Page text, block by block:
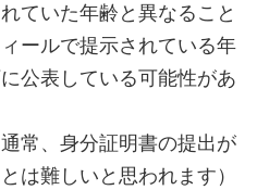
ていた年齢と異なること
ールで提示されている年
公表している可能性があ
常、身分証明書の提出が
は難しいと思われます）